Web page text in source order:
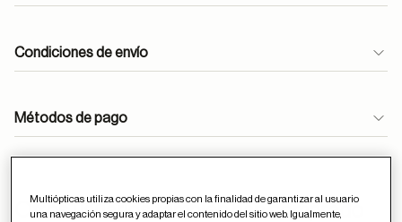
ayuda
Condiciones de envío
Métodos de pago
Otros usuarios tambien han comprado
Multiópticas utiliza cookies propias con la finalidad de garantizar al usuario
una navegación segura y adaptar el contenido del sitio web. Igualmente,